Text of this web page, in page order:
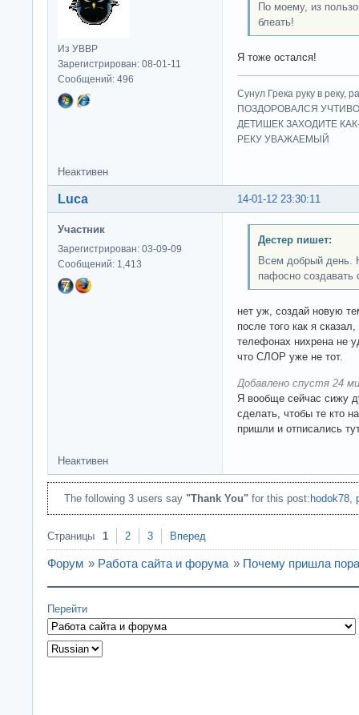
Из УВВР
Зарегистрирован: 08-01-11
Сообщений: 496
По моему, из
блеать!
Я тоже остался!
Сунул Грека руку в
ПОЗДОРОВАЛСЯ
ДЕТИШЕК ЗАХОДИТЕ
РЕКУ УВАЖАЕМЫЙ
Неактивен
14-01-12 23:30:11
Luca
Участник
Зарегистрирован: 03-09-09
Сообщений: 1,413
Дестер пишет:
Всем добрый день.
пафосно создавать
нет уж, создай новую
после того как я
телефонах нихрена не
что СЛОР уже не тот.
Добавлено спустя 24
Я вообще сейчас сижу
сделать, чтобы те кто
пришли и отписались
Неактивен
The following 3 users say "Thank You" for this post: hodok78,
Страницы 1 2 3 Вперед
Форум » Работа сайта и форума » Почему пришла
Перейти